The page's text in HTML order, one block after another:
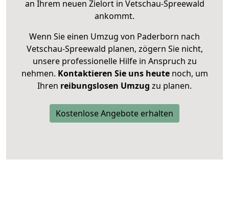
an Ihrem neuen Zielort in Vetschau-Spreewald
ankommt.
Wenn Sie einen Umzug von Paderborn nach
Vetschau-Spreewald planen, zögern Sie nicht,
unsere professionelle Hilfe in Anspruch zu
nehmen. Kontaktieren Sie uns heutenoch, um
Ihren reibungslosen Umzug zu planen.
Kostenlose Angebote erhalten